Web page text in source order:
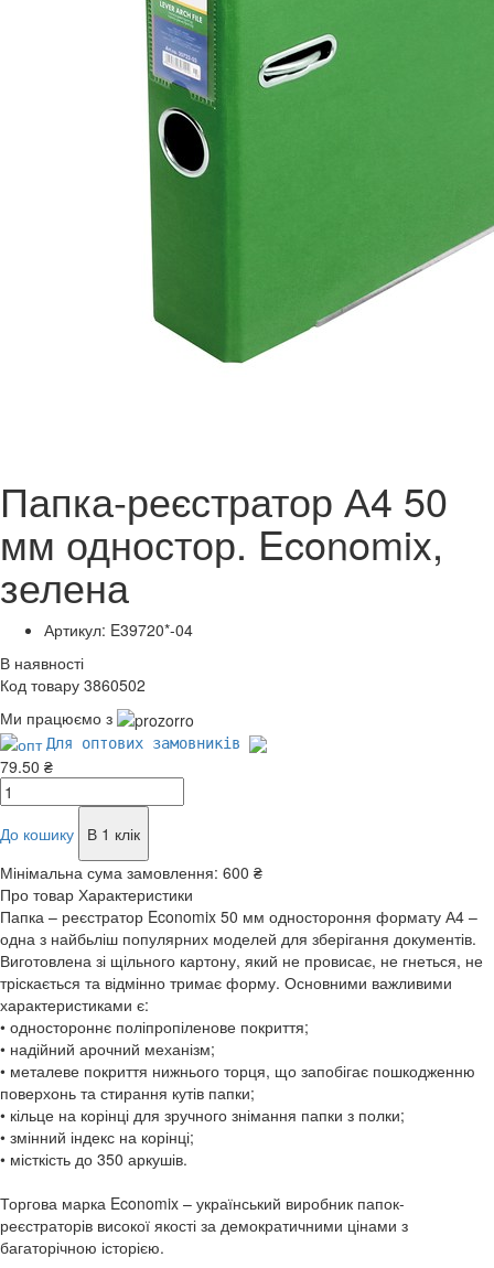
Папка-реєстратор А4 50
мм одностор. Economix,
зелена
Артикул: E39720*-04
В наявності
Код товару 3860502
Ми працюємо з
Для оптових замовників
79.50 ₴
До кошику
В 1 клік
Мінімальна сума замовлення: 600 ₴
Про товар Характеристики
Папка – реєстратор Economix 50 мм одностороння формату А4 –
одна з найбьліш популярних моделей для зберігання документів.
Виготовлена зі щільного картону, який не провисає, не гнеться, не
тріскається та відмінно тримає форму. Основними важливими
характеристиками є:
• одностороннє поліпропіленове покриття;
• надійний арочний механізм;
• металеве покриття нижнього торця, що запобігає пошкодженню
поверхонь та стирання кутів папки;
• кільце на корінці для зручного знімання папки з полки;
• змінний індекс на корінці;
• місткість до 350 аркушів.
Торгова марка Economix – український виробник папок-
реєстраторів високої якості за демократичними цінами з
багаторічною історією.